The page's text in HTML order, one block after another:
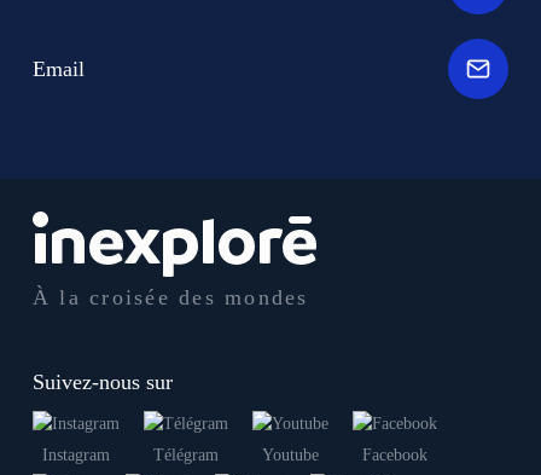
À la croisée des mondes
Suivez-nous sur
Instagram Télégram Youtube Facebook
Email